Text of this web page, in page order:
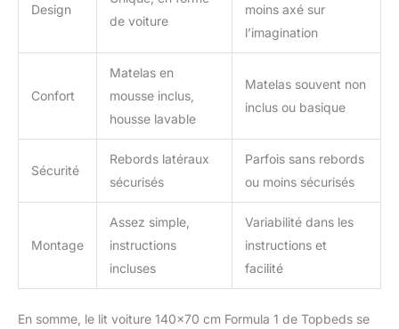
Design
de voiture
moins axé sur
l’imagination
Confort
Matelas en
mousse inclus,
housse lavable
Matelas souvent non
inclus ou basique
Sécurité
Rebords latéraux
sécurisés
Parfois sans rebords
ou moins sécurisés
Montage
Assez simple,
instructions
incluses
Variabilité dans les
instructions et
facilité
En somme, le lit voiture 140×70 cm Formula 1 de Topbeds se